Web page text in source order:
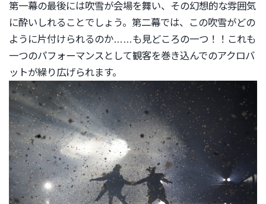
第一幕の最後には吹雪が会場を舞い、 その幻想的な雰囲気
に酔いしれることでしょう。第二幕では、
この吹雪がどの
ように片付けられるのか……も見どころの一つ！！ これも
一つのパフォーマンスとして観客を巻き込んでのアクロバ
ッ トが繰り広げられます。